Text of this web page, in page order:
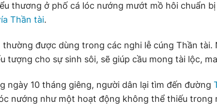
thương ở phố cá lóc nướng mướt mồ hôi chuẩn
Thần tài.
thường được dùng trong các nghi lễ cúng Thần tài.
tượng cho sự sinh sôi, sẽ giúp cầu mong tài lộc,
ngày 10 tháng giêng, người dân lại tìm đến đường
nướng như một hoạt động không thể thiếu trong